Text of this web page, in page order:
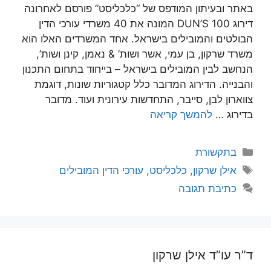
באתר ובעיתון המודפס של “כלכליסט” פורסם לאחרונה
דירוג DUN’S 100 המונה את 40 משרדי עורכי הדין
הבולטים והמובילים בישראל. אחד המשרדים האלו הוא
משרד שרקון, בן עמי, אשר ושות’ & נאמן, קינן ושות’,
הנחשב לבין המובילים בישראל – בייחוד בתחום התכנון
והבנייה. הדירוג המדובר כלל קטגוריות שונות, דוגמת
צווארון לבן, סייבר, התחדשות עירונית ועוד. מדובר
בדירוג … להמשך קריאה
קטגוריות
בתקשורת
תגיות
אילן שרקון, כלכליסט, עורכי הדין המובילים
כתיבת תגובה
ד”ר עו”ד אילן שרקון